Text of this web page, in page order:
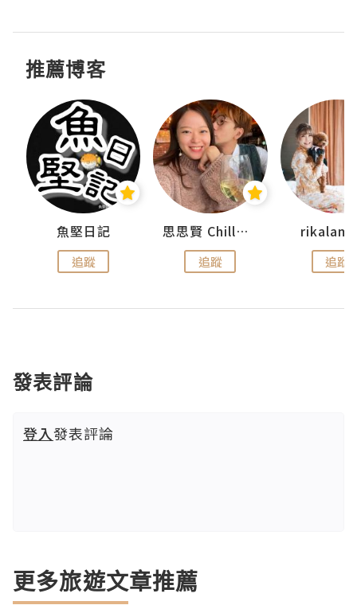
推薦博客
魚堅日記
追蹤
思思賢 ChillMyBabe
追蹤 追蹤
發表評論
登入發表評論
更多旅遊文章推薦